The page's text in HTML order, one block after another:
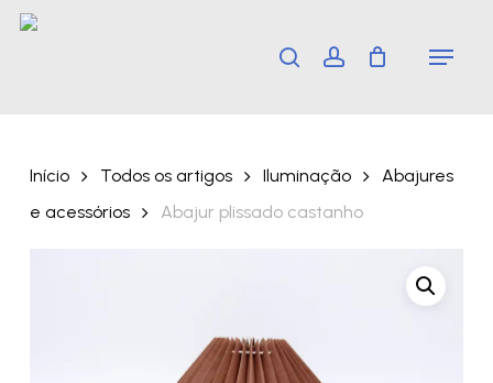
Skip
search account Menu
Início Todos os artigos Iluminação
Abajures
e acessórios
Abajur plissado castanho